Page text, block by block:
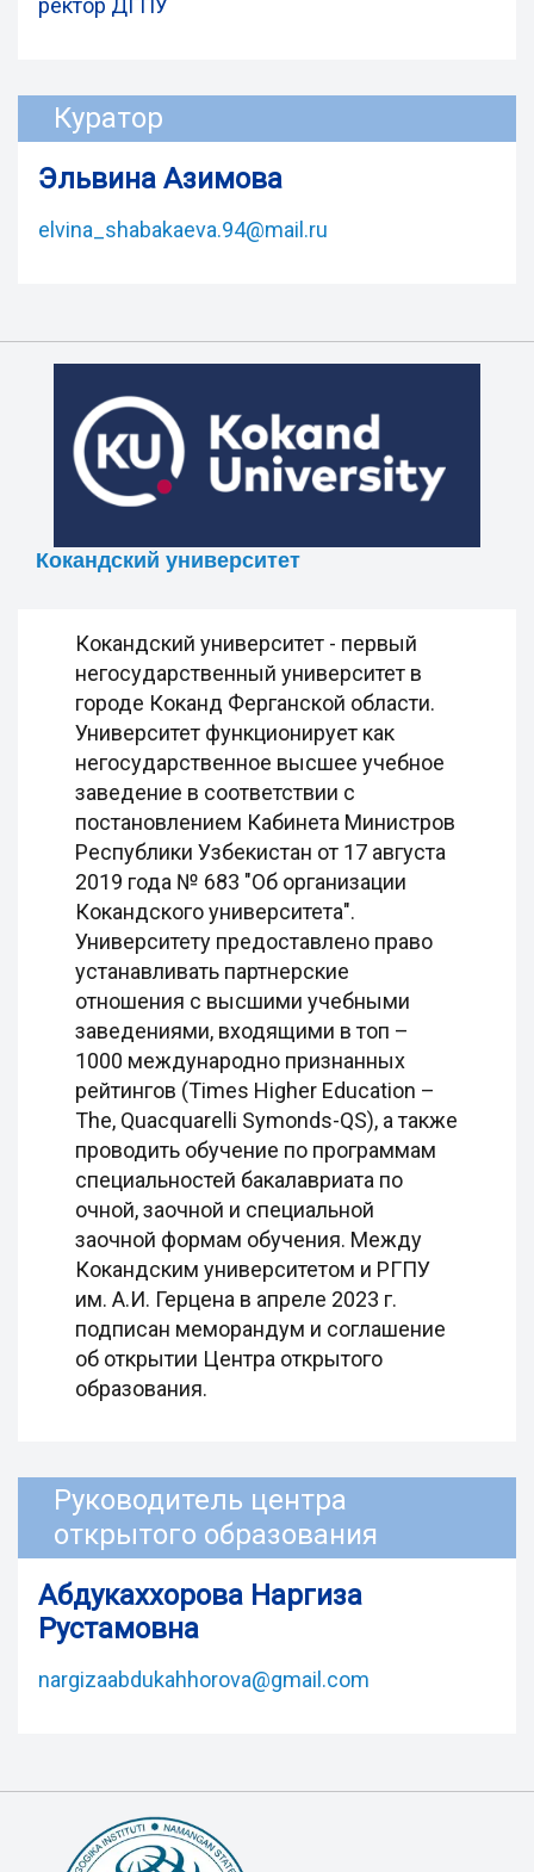
ректор ДГПУ
Куратор
Эльвина Азимова
elvina_shabakaeva.94@mail.ru
Кокандский университет
Кокандский университет - первый
негосударственный университет в
городе Коканд Ферганской области.
Университет функционирует как
негосударственное высшее учебное
заведение в соответствии с
постановлением Кабинета Министров
Республики Узбекистан от 17 августа
2019 года № 683 "Об организации
Кокандского университета".
Университету предоставлено право
устанавливать партнерские
отношения с высшими учебными
заведениями, входящими в топ –
1000 международно признанных
рейтингов (Times Higher Education –
The, Quacquarelli Symonds-QS), а также
проводить обучение по программам
специальностей бакалавриата по
очной, заочной и специальной
заочной формам обучения. Между
Кокандским университетом и РГПУ
им. А.И. Герцена в апреле 2023 г.
подписан меморандум и соглашение
об открытии Центра открытого
образования.
Руководитель центра
открытого образования
Абдукаххорова Наргиза
Рустамовна
nargizaabdukahhorova@gmail.com